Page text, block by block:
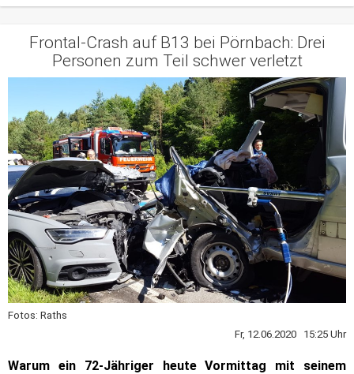
Frontal-Crash auf B13 bei Pörnbach: Drei
Personen zum Teil schwer verletzt
Fotos: Raths
Fr, 12.06.2020 15:25 Uhr
Warum ein 72-Jähriger heute Vormittag mit seinem